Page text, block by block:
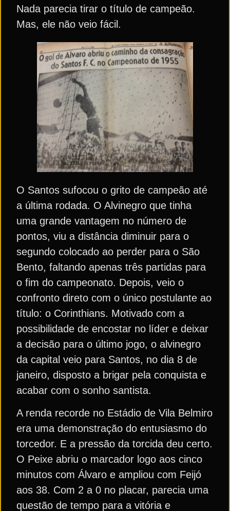
Nada parecia tirar o título de campeão.
Mas, ele não veio fácil.
O Santos sufocou o grito de campeão até
a última rodada. O Alvinegro que tinha
uma grande vantagem no número de
pontos, viu a distância diminuir para o
segundo colocado ao perder para o São
Bento, faltando apenas três partidas para
o fim do campeonato. Depois, veio o
confronto direto com o único postulante ao
título: o Corinthians. Motivado com a
possibilidade de encostar no líder e deixar
a decisão para o último jogo, o alvinegro
da capital veio para Santos, no dia 8 de
janeiro, disposto a brigar pela conquista e
acabar com o sonho santista.
A renda recorde no Estádio de Vila Belmiro
era uma demonstração do entusiasmo do
torcedor. E a pressão da torcida deu certo.
O Peixe abriu o marcador logo aos cinco
minutos com Álvaro e ampliou com Feijó
aos 38. Com 2 a 0 no placar, parecia uma
questão de tempo para a vitória e